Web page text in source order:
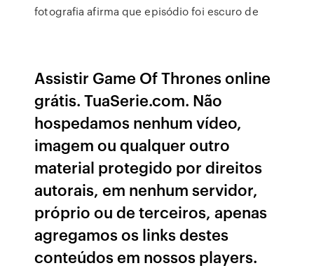
fotografia afirma que episódio foi escuro de
Assistir Game Of Thrones online
grátis. TuaSerie.com. Não
hospedamos nenhum vídeo,
imagem ou qualquer outro
material protegido por direitos
autorais, em nenhum servidor,
próprio ou de terceiros, apenas
agregamos os links destes
conteúdos em nossos players.